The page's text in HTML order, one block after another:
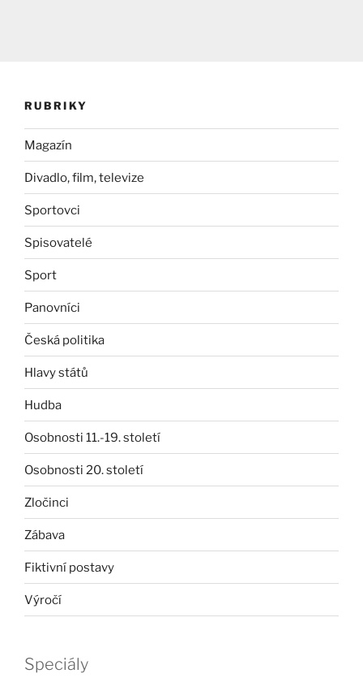
RUBRIKY
Magazín
Divadlo, film, televize
Sportovci
Spisovatelé
Sport
Panovníci
Česká politika
Hlavy států
Hudba
Osobnosti 11.-19. století
Osobnosti 20. století
Zločinci
Zábava
Fiktivní postavy
Výročí
Speciály